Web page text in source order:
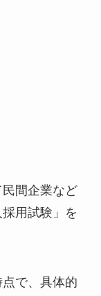
間企業など
用試験」を
で、具体的